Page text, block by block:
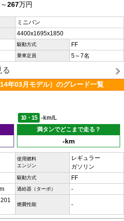
267万円
ミニバン
4400x1695x1850
駆動方式 FF
乗車定員 5～7名
る
年03月モデル）のグレード一覧
10・15
-km/L
満タンでどこまで走る？
-km
使用燃料
エンジン
レギュラー
ガソリン
駆動方式 FF
過給器（ターボ） -
燃費性能 -